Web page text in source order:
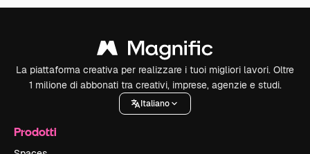
La piattaforma creativa per realizzare i tuoi migliori lavori. Oltre
1 milione di abbonati tra creativi, imprese, agenzie e studi.
Italiano
Prodotti